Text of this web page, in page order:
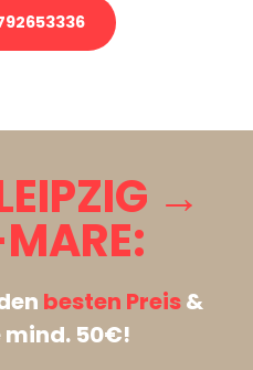
→
besten Preis&
mind. 50€!